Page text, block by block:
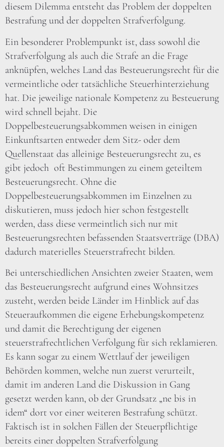
diesem Dilemma entsteht das Problem der doppelten
Bestrafung und der doppelten Strafverfolgung.
Ein besonderer Problempunkt ist, dass sowohl die
Strafverfolgung als auch die Strafe an die Frage
anknüpfen, welches Land das Besteuerungsrecht für die
vermeintliche oder tatsächliche Steuerhinterziehung
hat. Die jeweilige nationale Kompetenz zu Besteuerung
wird schnell bejaht. Die
Doppelbesteuerungsabkommen weisen in einigen
Einkunftsarten entweder dem Sitz- oder dem
Quellenstaat das alleinige Besteuerungsrecht zu, es
gibt jedoch oft Bestimmungen zu einem geteiltem
Besteuerungsrecht. Ohne die
Doppelbesteuerungsabkommen im Einzelnen zu
diskutieren, muss jedoch hier schon festgestellt
werden, dass diese vermeintlich sich nur mit
Besteuerungsrechten befassenden Staatsverträge (DBA)
dadurch materielles Steuerstrafrecht bilden.
Bei unterschiedlichen Ansichten zweier Staaten, wem
das Besteuerungsrecht aufgrund eines Wohnsitzes
zusteht, werden beide Länder im Hinblick auf das
Steueraufkommen die eigene Erhebungskompetenz
und damit die Berechtigung der eigenen
steuerstrafrechtlichen Verfolgung für sich reklamieren.
Es kann sogar zu einem Wettlauf der jeweiligen
Behörden kommen, welche nun zuerst verurteilt,
damit im anderen Land die Diskussion in Gang
gesetzt werden kann, ob der Grundsatz „ne bis in
idem“ dort vor einer weiteren Bestrafung schützt.
Faktisch ist in solchen Fällen der Steuerpflichtige
bereits einer doppelten Strafverfolgung